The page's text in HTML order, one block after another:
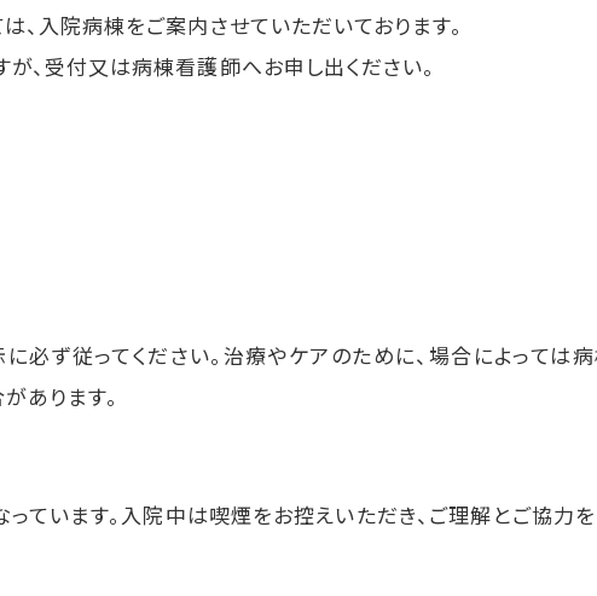
、入院病棟をご案内させていただいております。
、受付又は病棟看護師へお申し出ください。
必ず従ってください。治療やケアのために、場合によっては
あります。
ています。入院中は喫煙をお控えいただき、ご理解とご協力